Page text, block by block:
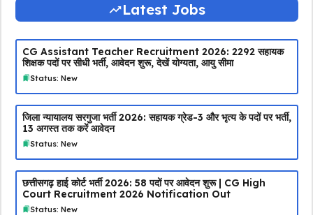
Latest Jobs
CG Assistant Teacher Recruitment 2026: 2292 सहायक
शिक्षक पदों पर सीधी भर्ती, आवेदन शुरू, देखें योग्यता, आयु सीमा
Status: New
जिला न्यायालय सरगुजा भर्ती 2026: सहायक ग्रेड-3 और भृत्य के पदों पर भर्ती,
13 अगस्त तक करें आवेदन
Status: New
छत्तीसगढ़ हाई कोर्ट भर्ती 2026: 58 पदों पर आवेदन शुरू | CG High
Court Recruitment 2026 Notification Out
Status: New